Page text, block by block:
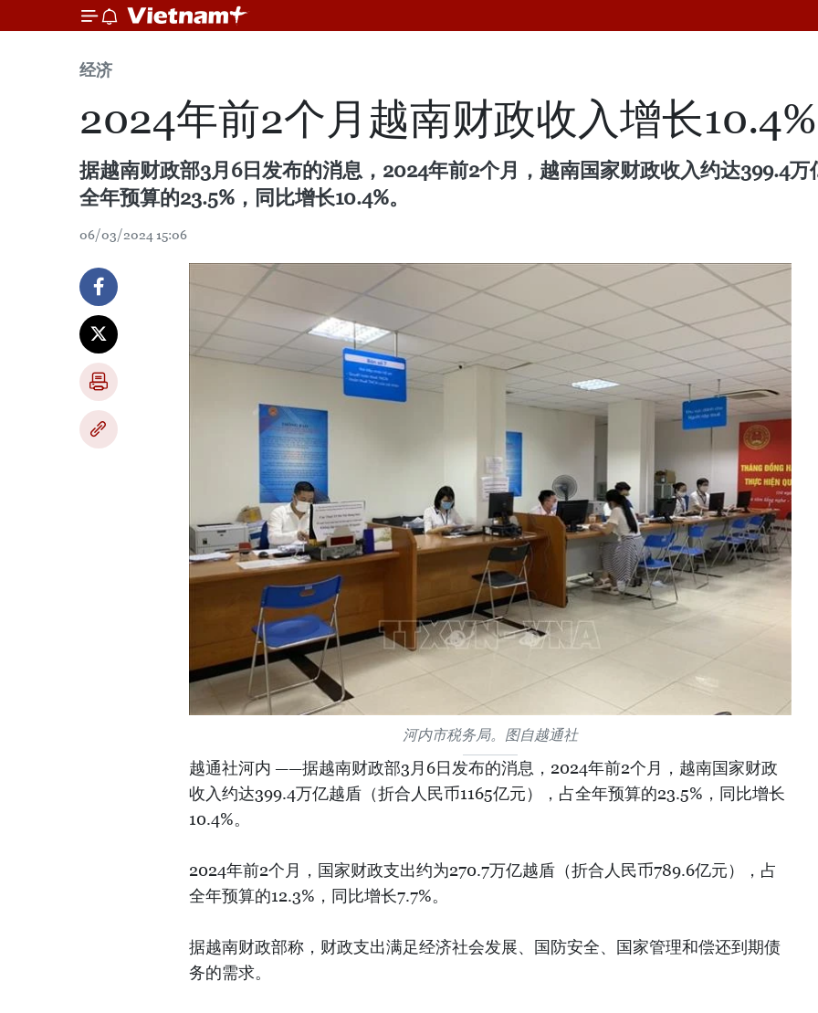
经济
2024年前2个月越南财政收入增长10.4%
据越南财政部3月6日发布的消息，2024年前2个月，越南国家财政收入约达399.4万
全年预算的23.5%，同比增长10.4%。
06/03/2024 15:06
河内市税务局。图自越通社
越通社河内 ——据越南财政部3月6日发布的消息，2024年前2个月，越南国家财政
收入约达399.4万亿越盾（折合人民币1165亿元），占全年预算的23.5%，同比增长
10.4%。
2024年前2个月，国家财政支出约为270.7万亿越盾（折合人民币789.6亿元），占
全年预算的12.3%，同比增长7.7%。
据越南财政部称，财政支出满足经济社会发展、国防安全、国家管理和偿还到期债
务的需求。